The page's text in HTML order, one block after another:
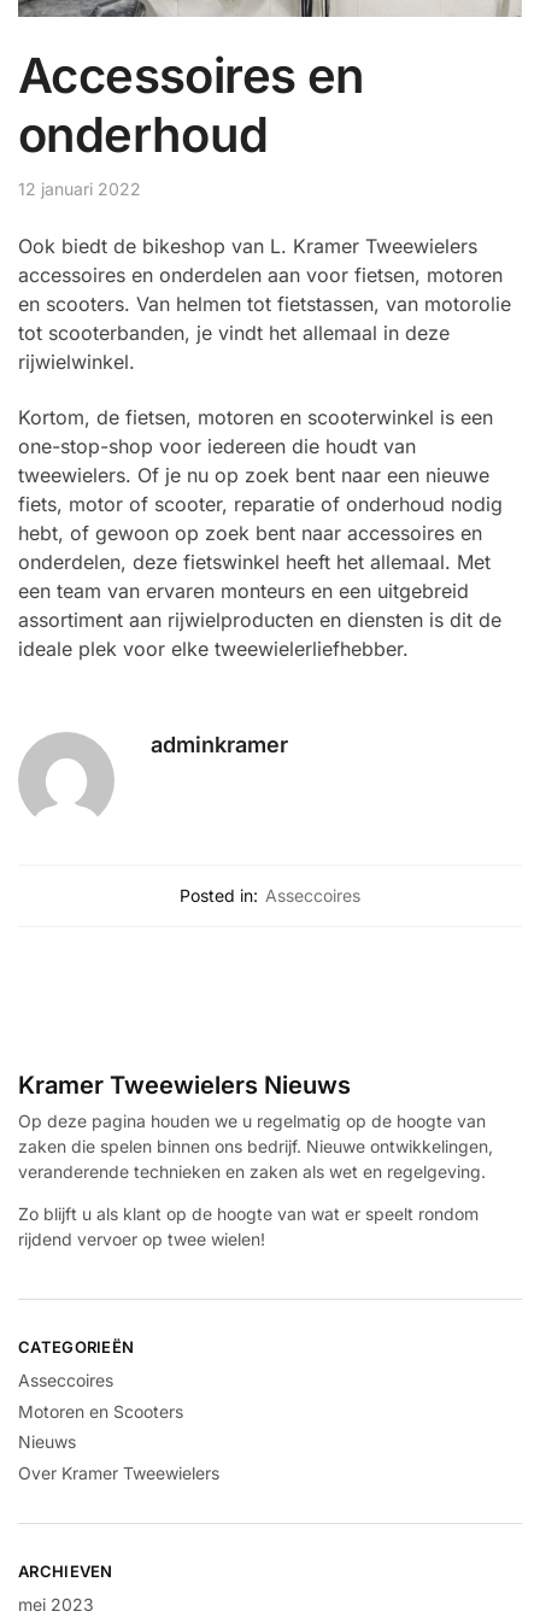
Accessoires en
onderhoud
12 januari 2022
Ook biedt de bikeshop van L. Kramer Tweewielers
accessoires en onderdelen aan voor fietsen, motoren
en scooters. Van helmen tot fietstassen, van motorolie
tot scooterbanden, je vindt het allemaal in deze
rijwielwinkel.
Kortom, de fietsen, motoren en scooterwinkel is een
one-stop-shop voor iedereen die houdt van
tweewielers. Of je nu op zoek bent naar een nieuwe
fiets, motor of scooter, reparatie of onderhoud nodig
hebt, of gewoon op zoek bent naar accessoires en
onderdelen, deze fietswinkel heeft het allemaal. Met
een team van ervaren monteurs en een uitgebreid
assortiment aan rijwielproducten en diensten is dit de
ideale plek voor elke tweewielerliefhebber.
adminkramer
Posted in: Asseccoires
Kramer Tweewielers Nieuws
Op deze pagina houden we u regelmatig op de hoogte van
zaken die spelen binnen ons bedrijf. Nieuwe ontwikkelingen,
veranderende technieken en zaken als wet en regelgeving.
Zo blijft u als klant op de hoogte van wat er speelt rondom
rijdend vervoer op twee wielen!
CATEGORIEËN
Asseccoires
Motoren en Scooters
Nieuws
Over Kramer Tweewielers
ARCHIEVEN
mei 2023